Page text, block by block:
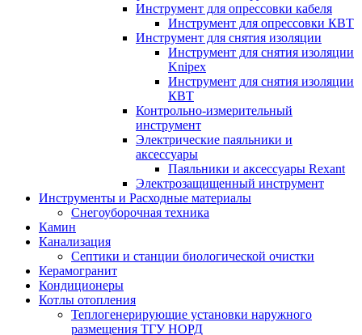
Инструмент для опрессовки кабеля
Инструмент для опрессовки КВТ
Инструмент для снятия изоляции
Инструмент для снятия изоляции
Knipex
Инструмент для снятия изоляции
КВТ
Контрольно-измерительный
инструмент
Электрические паяльники и
аксессуары
Паяльники и аксессуары Rexant
Электрозащищенный инструмент
Инструменты и Расходные материалы
Снегоуборочная техника
Камин
Канализация
Септики и станции биологической очистки
Керамогранит
Кондиционеры
Котлы отопления
Теплогенерирующие установки наружного
размещения ТГУ НОРД